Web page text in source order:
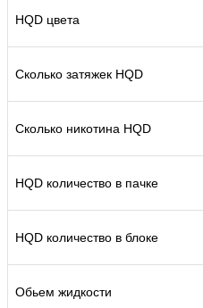
HQD цвета
Сколько затяжек HQD
Сколько никотина HQD
HQD количество в пачке
HQD количество в блоке
Обьем жидкости